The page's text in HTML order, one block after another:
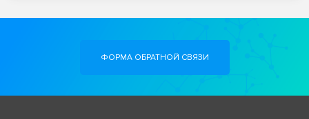
ФОРМА ОБРАТНОЙ СВЯЗИ